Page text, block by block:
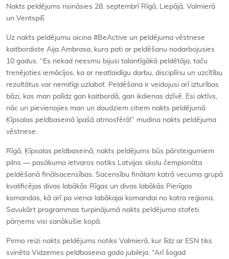
Nakts peldējums risināsies 28. septembrī Rīgā, Liepājā, Valmierā
un Ventspilī.
Uz nakts peldējumu aicina #BeActive un peldējuma vēstnese
kaitbordiste Aija Ambrasa, kura pati ar peldēšanu nodarbojusies
10 gadus. “Es nekad neesmu bijusi talantīgākā peldētāja, taču
trenējoties iemācījos, ka ar neatlaidīgu darbu, disciplīnu un uzcītību
rezultātus var nemitīgi uzlabot. Peldēšana ir veidojusi arī izturības
bāzi, kas man palīdz gan kaitbordā, gan ikdienas dzīvē. Esi aktīvs,
nāc un pievienojies man un daudziem citiem nakts peldējumā
Ķīpsalas peldbaseinā īpašā atmosfērā!” mudina nakts peldējuma
vēstnese.
Rīgā, Ķīpsalas peldbaseinā, nakts peldējums būs pārsteigumiem
pilns — pasākuma ietvaros notiks Latvijas skolu čempionāta
peldēšanā finālsacensības. Sacensību finālam katrā vecuma grupā
kvalificējas divas labākās Rīgas un divas labākās Pierīgas
komandas, kā arī pa vienai labākajai komandai no katra reģiona.
Savukārt programmas turpinājumā nakts peldējuma stafeti
pārņems visi sanākušie kopā.
Pirmo reizi nakts peldējums notiks Valmierā, kur līdz ar ESN tiks
svinēta Vidzemes peldbaseina gada jubileja. “Arī šogad